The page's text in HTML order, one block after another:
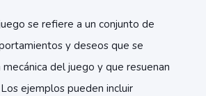
se refiere a un conjunto de
y deseos que se
del juego y que resuenan
ejemplos pueden incluir